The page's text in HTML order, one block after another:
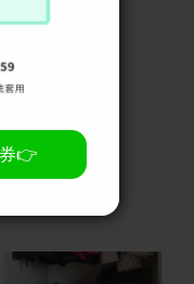
腰圍
90cm 64cm